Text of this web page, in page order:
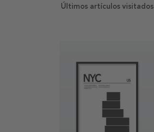
Últimos artículos visitados